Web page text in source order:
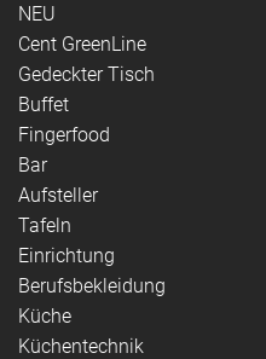
NEU
Cent GreenLine
Gedeckter Tisch
Buffet
Fingerfood
Bar
Aufsteller
Tafeln
Einrichtung
Berufsbekleidung
Küche
Küchentechnik